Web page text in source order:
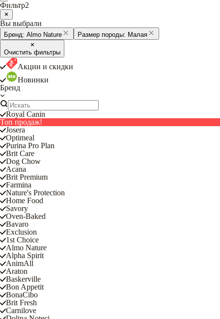
Фильтр2
Вы выбрали
Бренд: Almo Nature Размер породы: Малая
Очистить фильтры
Акции и скидки
Новинки
Бренд
Royal Canin
Топ продаж!
Josera
Optimeal
Purina Pro Plan
Brit Care
Dog Chow
Acana
Brit Premium
Farmina
Nature's Protection
Home Food
Savory
Oven-Baked
Bavaro
Exclusion
1st Choice
Almo Nature
Alpha Spirit
AnimAll
Araton
Baskerville
Bon Appetit
BonaCibo
Brit Fresh
Carnilove